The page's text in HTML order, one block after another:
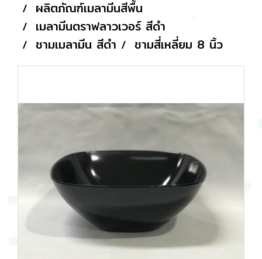
ผลิตภัณฑ์เมลามีนสีพื้น
เมลามีนตราฟลาวเวอร์ สีดำ
ชามเมลามีน สีดำ
ชามสี่เหลี่ยม 8 นิ้ว